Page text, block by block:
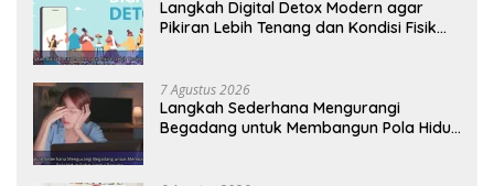
Langkah Digital Detox Modern agar
Pikiran Lebih Tenang dan Kondisi Fisik
7 Agustus 2026
Langkah Sederhana Mengurangi
Begadang untuk Membangun Pola Hidup